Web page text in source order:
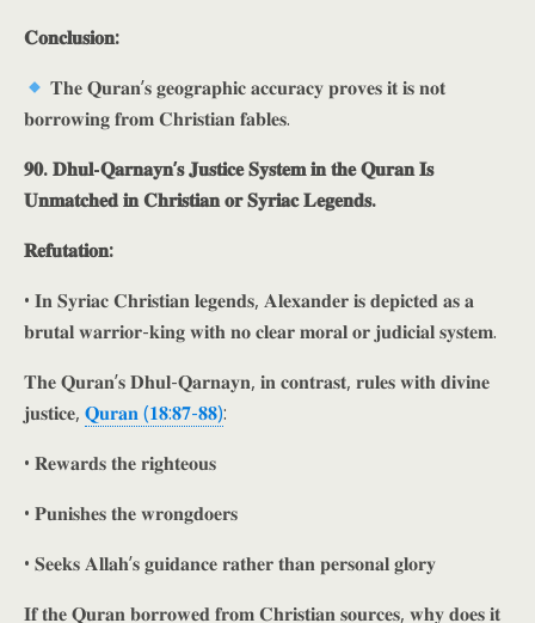
𝐂𝐨𝐧𝐜𝐥𝐮𝐬𝐢𝐨𝐧:
𝐓𝐡𝐞 𝐐𝐮𝐫𝐚𝐧’𝐬 𝐠𝐞𝐨𝐠𝐫𝐚𝐩𝐡𝐢𝐜 𝐚𝐜𝐜𝐮𝐫𝐚𝐜𝐲 𝐩𝐫𝐨𝐯𝐞𝐬 𝐢𝐭 𝐢𝐬 𝐧𝐨𝐭
𝐛𝐨𝐫𝐫𝐨𝐰𝐢𝐧𝐠 𝐟𝐫𝐨𝐦 𝐂𝐡𝐫𝐢𝐬𝐭𝐢𝐚𝐧 𝐟𝐚𝐛𝐥𝐞𝐬.
𝟗𝟎. 𝐃𝐡𝐮𝐥-𝐐𝐚𝐫𝐧𝐚𝐲𝐧’𝐬 𝐉𝐮𝐬𝐭𝐢𝐜𝐞 𝐒𝐲𝐬𝐭𝐞𝐦 𝐢𝐧 𝐭𝐡𝐞 𝐐𝐮𝐫𝐚𝐧 𝐈𝐬
𝐔𝐧𝐦𝐚𝐭𝐜𝐡𝐞𝐝 𝐢𝐧 𝐂𝐡𝐫𝐢𝐬𝐭𝐢𝐚𝐧 𝐨𝐫 𝐒𝐲𝐫𝐢𝐚𝐜 𝐋𝐞𝐠𝐞𝐧𝐝𝐬.
𝐑𝐞𝐟𝐮𝐭𝐚𝐭𝐢𝐨𝐧:
• 𝐈𝐧 𝐒𝐲𝐫𝐢𝐚𝐜 𝐂𝐡𝐫𝐢𝐬𝐭𝐢𝐚𝐧 𝐥𝐞𝐠𝐞𝐧𝐝𝐬, 𝐀𝐥𝐞𝐱𝐚𝐧𝐝𝐞𝐫 𝐢𝐬 𝐝𝐞𝐩𝐢𝐜𝐭𝐞𝐝 𝐚𝐬 𝐚
𝐛𝐫𝐮𝐭𝐚𝐥 𝐰𝐚𝐫𝐫𝐢𝐨𝐫-𝐤𝐢𝐧𝐠 𝐰𝐢𝐭𝐡 𝐧𝐨 𝐜𝐥𝐞𝐚𝐫 𝐦𝐨𝐫𝐚𝐥 𝐨𝐫 𝐣𝐮𝐝𝐢𝐜𝐢𝐚𝐥 𝐬𝐲𝐬𝐭𝐞𝐦.
𝐓𝐡𝐞 𝐐𝐮𝐫𝐚𝐧’𝐬 𝐃𝐡𝐮𝐥-𝐐𝐚𝐫𝐧𝐚𝐲𝐧, 𝐢𝐧 𝐜𝐨𝐧𝐭𝐫𝐚𝐬𝐭, 𝐫𝐮𝐥𝐞𝐬 𝐰𝐢𝐭𝐡 𝐝𝐢𝐯𝐢𝐧𝐞
𝐣𝐮𝐬𝐭𝐢𝐜𝐞, 𝐐𝐮𝐫𝐚𝐧 (𝟏𝟖:𝟖𝟕-𝟖𝟖):
• 𝐑𝐞𝐰𝐚𝐫𝐝𝐬 𝐭𝐡𝐞 𝐫𝐢𝐠𝐡𝐭𝐞𝐨𝐮𝐬
• 𝐏𝐮𝐧𝐢𝐬𝐡𝐞𝐬 𝐭𝐡𝐞 𝐰𝐫𝐨𝐧𝐠𝐝𝐨𝐞𝐫𝐬
• 𝐒𝐞𝐞𝐤𝐬 𝐀𝐥𝐥𝐚𝐡’𝐬 𝐠𝐮𝐢𝐝𝐚𝐧𝐜𝐞 𝐫𝐚𝐭𝐡𝐞𝐫 𝐭𝐡𝐚𝐧 𝐩𝐞𝐫𝐬𝐨𝐧𝐚𝐥 𝐠𝐥𝐨𝐫𝐲
𝐈𝐟 𝐭𝐡𝐞 𝐐𝐮𝐫𝐚𝐧 𝐛𝐨𝐫𝐫𝐨𝐰𝐞𝐝 𝐟𝐫𝐨𝐦 𝐂𝐡𝐫𝐢𝐬𝐭𝐢𝐚𝐧 𝐬𝐨𝐮𝐫𝐜𝐞𝐬, 𝐰𝐡𝐲 𝐝𝐨𝐞𝐬 𝐢𝐭